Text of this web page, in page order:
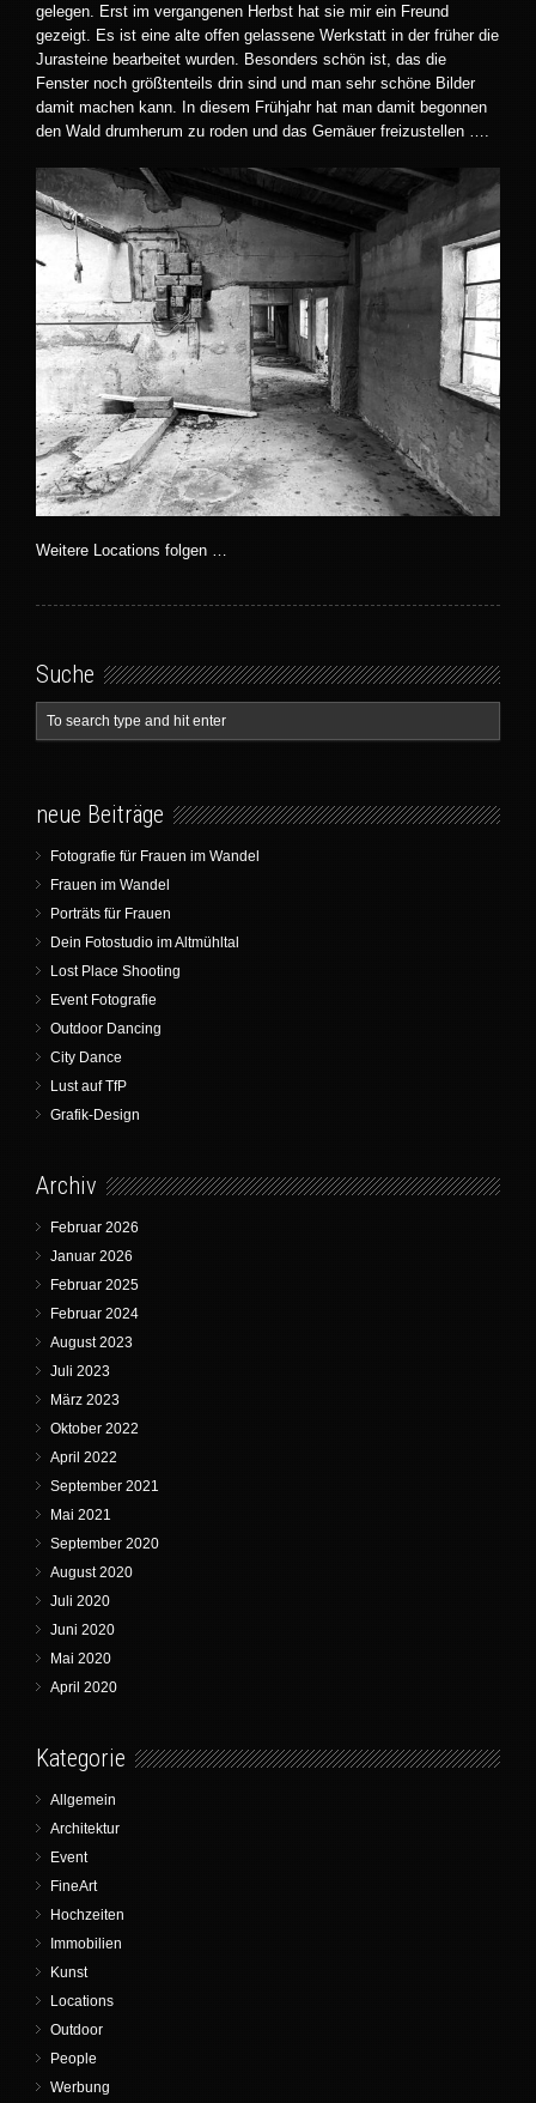
gelegen. Erst im vergangenen Herbst hat sie mir ein Freund
gezeigt. Es ist eine alte offen gelassene Werkstatt in der früher die
Jurasteine bearbeitet wurden. Besonders schön ist, das die
Fenster noch größtenteils drin sind und man sehr schöne Bilder
damit machen kann. In diesem Frühjahr hat man damit begonnen
den Wald drumherum zu roden und das Gemäuer freizustellen ….
Weitere Locations folgen …
Suche
neue Beiträge
Fotografie für Frauen im Wandel
Frauen im Wandel
Porträts für Frauen
Dein Fotostudio im Altmühltal
Lost Place Shooting
Event Fotografie
Outdoor Dancing
City Dance
Lust auf TfP
Grafik-Design
Archiv
Februar 2026
Januar 2026
Februar 2025
Februar 2024
August 2023
Juli 2023
März 2023
Oktober 2022
April 2022
September 2021
Mai 2021
September 2020
August 2020
Juli 2020
Juni 2020
Mai 2020
April 2020
Kategorie
Allgemein
Architektur
Event
FineArt
Hochzeiten
Immobilien
Kunst
Locations
Outdoor
People
Werbung